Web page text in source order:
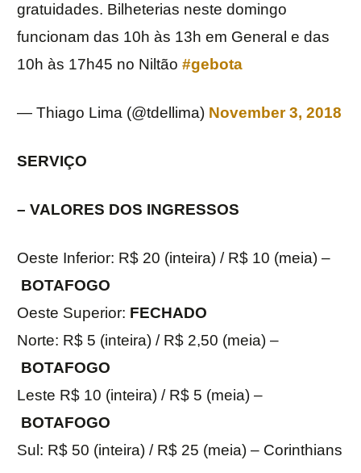
gratuidades. Bilheterias neste domingo
funcionam das 10h às 13h em General e das
10h às 17h45 no Niltão #gebota
— Thiago Lima (@tdellima) November 3, 2018
SERVIÇO
– VALORES DOS INGRESSOS
Oeste Inferior: R$ 20 (inteira) / R$ 10 (meia) –
BOTAFOGO
Oeste Superior: FECHADO
Norte: R$ 5 (inteira) / R$ 2,50 (meia) –
BOTAFOGO
Leste R$ 10 (inteira) / R$ 5 (meia) –
BOTAFOGO
Sul: R$ 50 (inteira) / R$ 25 (meia) – Corinthians